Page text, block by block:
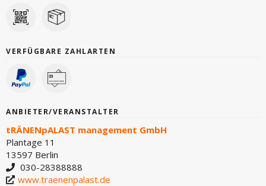
VERFÜGBARE ZAHLARTEN
ANBIETER/VERANSTALTER
tRÄNENpALAST management GmbH
Plantage 11
13597 Berlin
030-28388888
www.traenenpalast.de